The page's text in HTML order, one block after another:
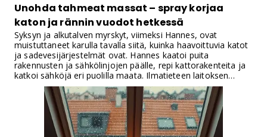
Unohda tahmeat massat – spray korjaa
katon ja rännin vuodot hetkessä
Syksyn ja alkutalven myrskyt, viimeksi Hannes, ovat
muistuttaneet karulla tavalla siitä, kuinka haavoittuvia katot
ja sadevesijärjestelmät ovat. Hannes kaatoi puita
rakennusten ja sähkölinjojen päälle, repi kattorakenteita ja
katkoi sähköjä eri puolilla maata. Ilmatieteen laitoksen
mukaan myrsky oli vaikutuksiltaan yksi tämän
vuosituhannen pahimmista matalapainemyrskyistä
Suomessa, ja samaan aikaan ilman sähköä oli pahimmillaan
yli 180 000 asiakasta.Kun suurimmat rakenteelliset vauriot
on kartoitettu ja ammattilaiset hoitavat kiireellisimmät